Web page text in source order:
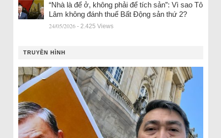
“Nhà là để ở, không phải để tích sản”: Vì sao Tô
Lâm không đánh thuế Bất Động sản thứ 2?
24/05/2026 - 2.425 Views
TRUYỀN HÌNH